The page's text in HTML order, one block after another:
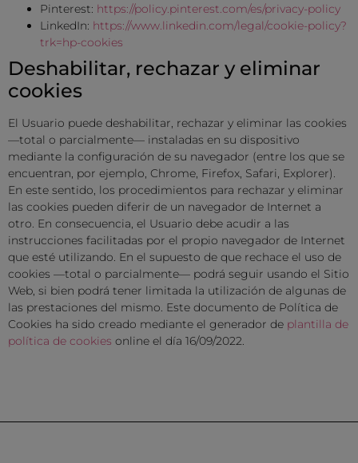
Pinterest: https://policy.pinterest.com/es/privacy-policy
LinkedIn: https://www.linkedin.com/legal/cookie-policy?
trk=hp-cookies
Deshabilitar, rechazar y eliminar
cookies
El Usuario puede deshabilitar, rechazar y eliminar las cookies
—total o parcialmente— instaladas en su dispositivo
mediante la configuración de su navegador (entre los que se
encuentran, por ejemplo, Chrome, Firefox, Safari, Explorer).
En este sentido, los procedimientos para rechazar y eliminar
las cookies pueden diferir de un navegador de Internet a
otro. En consecuencia, el Usuario debe acudir a las
instrucciones facilitadas por el propio navegador de Internet
que esté utilizando. En el supuesto de que rechace el uso de
cookies —total o parcialmente— podrá seguir usando el Sitio
Web, si bien podrá tener limitada la utilización de algunas de
las prestaciones del mismo. Este documento de Política de
Cookies ha sido creado mediante el generador de plantilla de
política de cookies online el día 16/09/2022.